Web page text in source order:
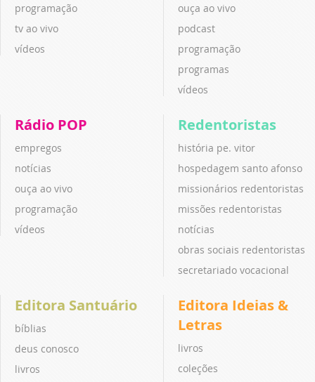
programação
tv ao vivo
vídeos
ouça ao vivo
podcast
programação
programas
vídeos
Rádio POP
empregos
notícias
ouça ao vivo
programação
vídeos
Redentoristas
história pe. vitor
hospedagem santo afonso
missionários redentoristas
missões redentoristas
notícias
obras sociais redentoristas
secretariado vocacional
Editora Santuário
bíblias
deus conosco
livros
Editora Ideias &
Letras
livros
coleções